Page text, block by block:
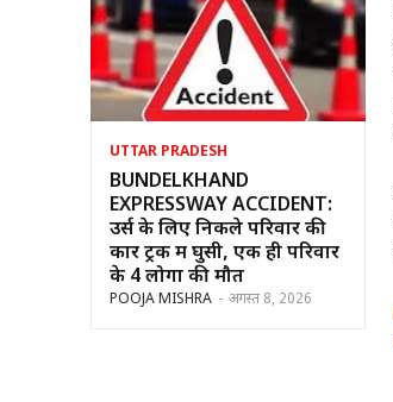
UTTAR PRADESH
BUNDELKHAND
EXPRESSWAY ACCIDENT:
उर्स के लिए निकले परिवार की
कार ट्रक में घुसी, एक ही परिवार
के 4 लोगों की मौत
POOJA MISHRA - अगस्त 8, 2026